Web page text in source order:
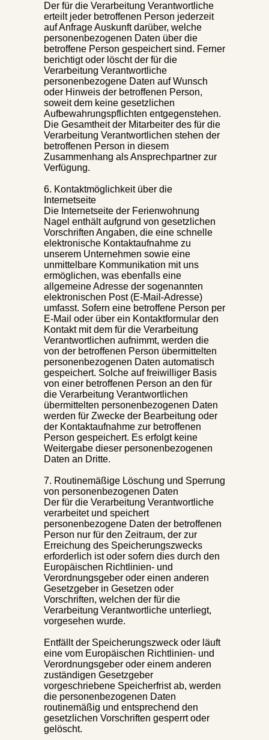
Der für die Verarbeitung Verantwortliche
erteilt jeder betroffenen Person jederzeit
auf Anfrage Auskunft darüber, welche
personenbezogenen Daten über die
betroffene Person gespeichert sind. Ferner
berichtigt oder löscht der für die
Verarbeitung Verantwortliche
personenbezogene Daten auf Wunsch
oder Hinweis der betroffenen Person,
soweit dem keine gesetzlichen
Aufbewahrungspflichten entgegenstehen.
Die Gesamtheit der Mitarbeiter des für die
Verarbeitung Verantwortlichen stehen der
betroffenen Person in diesem
Zusammenhang als Ansprechpartner zur
Verfügung.
6. Kontaktmöglichkeit über die
Internetseite
Die Internetseite der Ferienwohnung
Nagel enthält aufgrund von gesetzlichen
Vorschriften Angaben, die eine schnelle
elektronische Kontaktaufnahme zu
unserem Unternehmen sowie eine
unmittelbare Kommunikation mit uns
ermöglichen, was ebenfalls eine
allgemeine Adresse der sogenannten
elektronischen Post (E-Mail-Adresse)
umfasst. Sofern eine betroffene Person per
E-Mail oder über ein Kontaktformular den
Kontakt mit dem für die Verarbeitung
Verantwortlichen aufnimmt, werden die
von der betroffenen Person übermittelten
personenbezogenen Daten automatisch
gespeichert. Solche auf freiwilliger Basis
von einer betroffenen Person an den für
die Verarbeitung Verantwortlichen
übermittelten personenbezogenen Daten
werden für Zwecke der Bearbeitung oder
der Kontaktaufnahme zur betroffenen
Person gespeichert. Es erfolgt keine
Weitergabe dieser personenbezogenen
Daten an Dritte.
7. Routinemäßige Löschung und Sperrung
von personenbezogenen Daten
Der für die Verarbeitung Verantwortliche
verarbeitet und speichert
personenbezogene Daten der betroffenen
Person nur für den Zeitraum, der zur
Erreichung des Speicherungszwecks
erforderlich ist oder sofern dies durch den
Europäischen Richtlinien- und
Verordnungsgeber oder einen anderen
Gesetzgeber in Gesetzen oder
Vorschriften, welchen der für die
Verarbeitung Verantwortliche unterliegt,
vorgesehen wurde.
Entfällt der Speicherungszweck oder läuft
eine vom Europäischen Richtlinien- und
Verordnungsgeber oder einem anderen
zuständigen Gesetzgeber
vorgeschriebene Speicherfrist ab, werden
die personenbezogenen Daten
routinemäßig und entsprechend den
gesetzlichen Vorschriften gesperrt oder
gelöscht.